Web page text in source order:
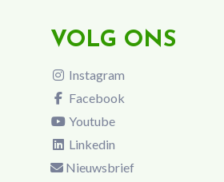
VOLG ONS
Instagram
Facebook
Youtube
Linkedin
Nieuwsbrief